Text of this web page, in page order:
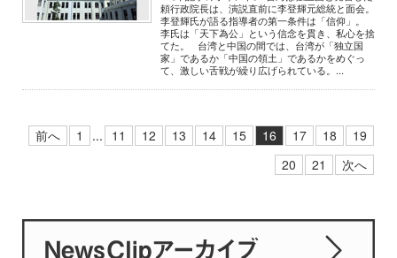
頼行政院長は、演説直前に李登輝元総統と面会。
李登輝氏が語る指導者の第一条件は「信仰」。
李氏は「天下為公」という信念を貫き、私心を捨
てた。 台湾と中国の間では、台湾が「独立国
家」であるか「中国の領土」であるかをめぐっ
て、激しい舌戦が繰り広げられている。...
前へ 1 ... 11 12 13 14 15 16 17 18
19
20
21 次へ